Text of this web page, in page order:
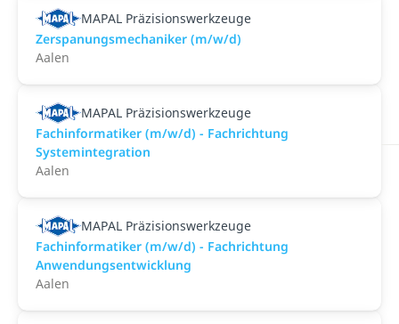
MAPAL Präzisionswerkzeuge
Zerspanungsmechaniker (m/w/d)
Aalen
MAPAL Präzisionswerkzeuge
Fachinformatiker (m/w/d) - Fachrichtung
Systemintegration
Aalen
MAPAL Präzisionswerkzeuge
Fachinformatiker (m/w/d) - Fachrichtung
Anwendungsentwicklung
Aalen